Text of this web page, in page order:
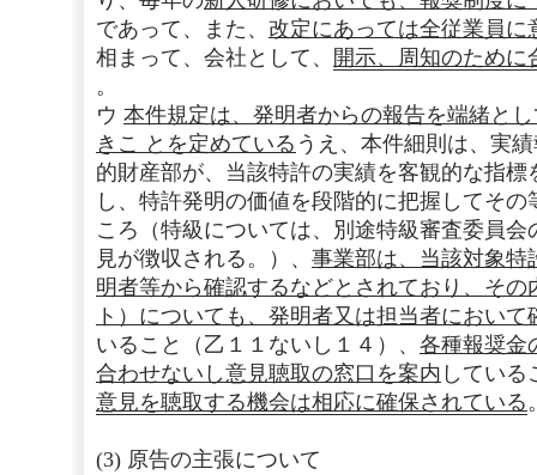
であって、また、 改定にあっては全従業員に
相まって、会社として、 開示、周知のため
。
ウ 本件規定は、発明者からの報告を端緒と
きこ とを定めている うえ、本件細則は、実
的財産部が、当該特許の実績を客観的な指
し、特許発明の価値を段階的に把握してそ
ころ（特級については、別途特級審査委員
見が徴収される。）、 事業部は、当該対象特
明者等から確認するなどとされており、そ
ト）についても、発明者又は担当者におい
いること（乙１１ないし１４）、 各種報奨金
合わせないし意見聴取の窓口を案内 している
意見を聴取する機会は相応に確保されている
(3) 原告の主張について